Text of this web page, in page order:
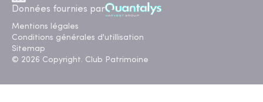
Données fournies par
Mentions légales
Conditions générales d'utillisation
Sitemap
© 2026 Copyright. Club Patrimoine